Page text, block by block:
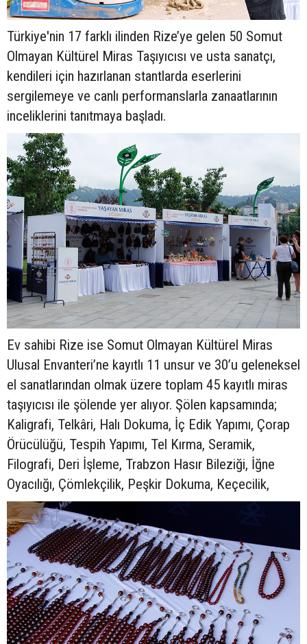
Türkiye'nin 17 farklı ilinden Rize’ye gelen 50 Somut
Olmayan Kültürel Miras Taşıyıcısı ve usta sanatçı,
kendileri için hazırlanan stantlarda eserlerini
sergilemeye ve canlı performanslarla zanaatlarının
inceliklerini tanıtmaya başladı.
Ev sahibi Rize ise Somut Olmayan Kültürel Miras
Ulusal Envanteri’ne kayıtlı 11 unsur ve 30’u geleneksel
el sanatlarından olmak üzere toplam 45 kayıtlı miras
taşıyıcısı ile şölende yer alıyor. Şölen kapsamında;
Kaligrafi, Telkâri, Halı Dokuma, İç Edik Yapımı, Çorap
Örücülüğü, Tespih Yapımı, Tel Kırma, Seramik,
Filografi, Deri İşleme, Trabzon Hasır Bileziği, İğne
Oyacılığı, Çömlekçilik, Peşkir Dokuma, Keçecilik,